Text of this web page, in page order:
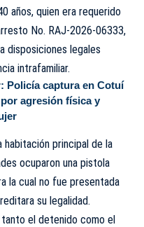
años, quien era requerido
No. RAJ-2026-06333,
disposiciones legales
intrafamiliar.
Policía captura en Cotuí
agresión física y
habitación principal de la
ocuparon una pistola
la cual no fue presentada
su legalidad.
el detenido como el